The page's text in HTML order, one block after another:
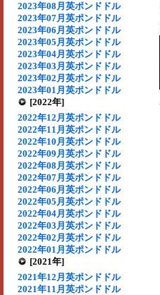
2023年08月英ポンドドル
2023年07月英ポンドドル
2023年06月英ポンドドル
2023年05月英ポンドドル
2023年04月英ポンドドル
2023年03月英ポンドドル
2023年02月英ポンドドル
2023年01月英ポンドドル
[2022年]
2022年12月英ポンドドル
2022年11月英ポンドドル
2022年10月英ポンドドル
2022年09月英ポンドドル
2022年08月英ポンドドル
2022年07月英ポンドドル
2022年06月英ポンドドル
2022年05月英ポンドドル
2022年04月英ポンドドル
2022年03月英ポンドドル
2022年02月英ポンドドル
2022年01月英ポンドドル
[2021年]
2021年12月英ポンドドル
2021年11月英ポンドドル